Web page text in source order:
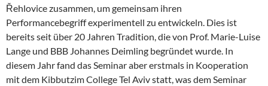
Řehlovice zusammen, um gemeinsam ihren
Performancebegriff experimentell zu entwickeln. Dies ist
bereits seit über 20 Jahren Tradition, die von Prof. Marie-Luise
Lange und BBB Johannes Deimling begründet wurde. In
diesem Jahr fand das Seminar aber erstmals in Kooperation
mit dem Kibbutzim College Tel Aviv statt, was dem Seminar